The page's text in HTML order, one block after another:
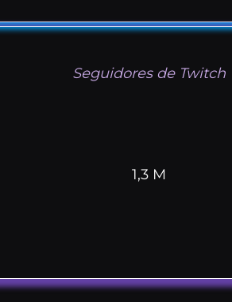
Seguidores de Twitch
1,3 M